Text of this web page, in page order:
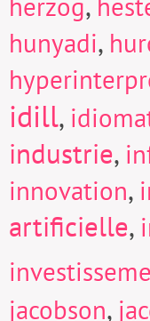
herzog
hunyadi,
idill,
industrie,
innovation,
artificielle,
jacobson,